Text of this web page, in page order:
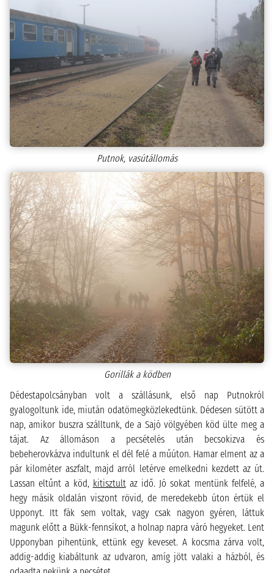
Putnok, vasútállomás
Gorillák a ködben
Dédestapolcsányban volt a szállásunk, első nap Putnokról
gyalogoltunk ide, miután odatömegközlekedtünk. Dédesen sütött a
nap, amikor buszra szálltunk, de a Sajó völgyében köd ülte meg a
tájat. Az állomáson a pecsételés után becsokizva és
bebeherovkázva indultunk el dél felé a műúton. Hamar elment az a
pár kilométer aszfalt, majd arról letérve emelkedni kezdett az út.
Lassan eltűnt a köd, kitisztultaz idő. Jó sokat mentünk felfelé, a
hegy másik oldalán viszont rövid, de meredekebb úton értük el
Upponyt. Itt fák sem voltak, vagy csak nagyon gyéren, láttuk
magunk előtt a Bükk-fennsíkot, a holnap napra váró hegyeket. Lent
Upponyban pihentünk, ettünk egy keveset. A kocsma zárva volt,
addig-addig kiabáltunk az udvaron, amíg jött valaki a házból, és